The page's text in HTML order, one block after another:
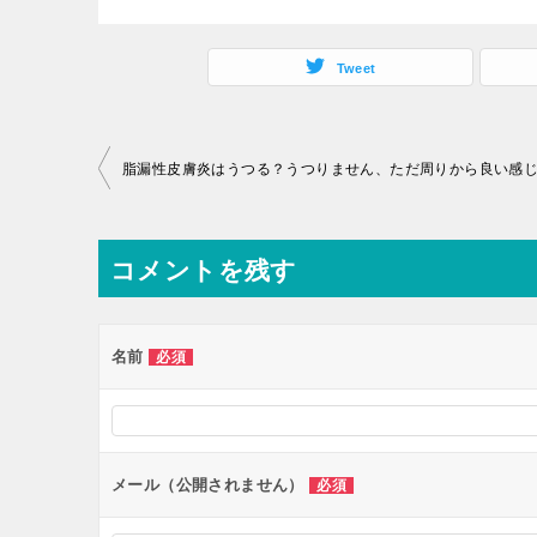
e
b
o
er
l
n
a
h
at
Tweet
投
ナ
ビ
ー
ョ
ン
コメントを残す
名前 必須
メール（公開されません） 必須